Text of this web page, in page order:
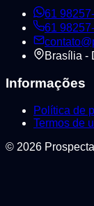
61
61
Brasília -
Informações
Política de
Termos de
© 2026